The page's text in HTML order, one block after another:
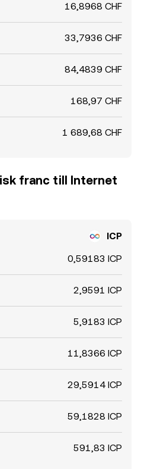
16,8968 CHF
33,7936 CHF
84,4839 CHF
168,97 CHF
1 689,68 CHF
franc till Internet
ICP
0,59183 ICP
2,9591 ICP
5,9183 ICP
11,8366 ICP
29,5914 ICP
59,1828 ICP
591,83 ICP